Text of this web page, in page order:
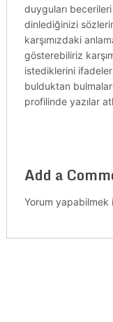
duyguları
dinlediğinizi
karşımızdaki
gösterebiliriz
istediklerini
bulduktan
profilinde yazılar
Add a
Yorum yapabilmek